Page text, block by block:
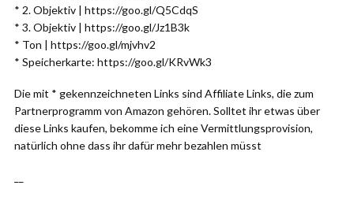
* 2. Objektiv | https://goo.gl/Q5CdqS
* 3. Objektiv | https://goo.gl/Jz1B3k
* Ton | https://goo.gl/mjvhv2
* Speicherkarte: https://goo.gl/KRvWk3
Die mit * gekennzeichneten Links sind Affiliate Links, die zum
Partnerprogramm von Amazon gehören. Solltet ihr etwas über
diese Links kaufen, bekomme ich eine Vermittlungsprovision,
natürlich ohne dass ihr dafür mehr bezahlen müsst